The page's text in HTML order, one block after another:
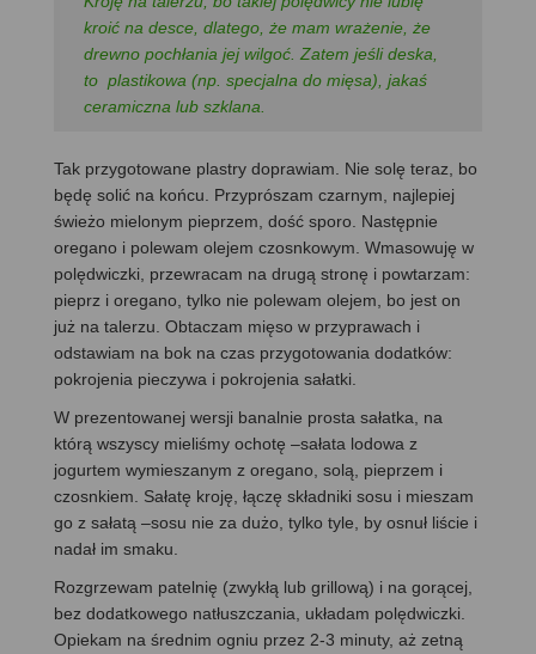
kroić na desce, dlatego, że mam wrażenie, że
drewno pochłania jej wilgoć. Zatem jeśli deska,
to plastikowa (np. specjalna do mięsa), jakaś
ceramiczna lub szklana.
Tak przygotowane plastry doprawiam. Nie solę teraz, bo
będę solić na końcu. Przyprószam czarnym, najlepiej
świeżo mielonym pieprzem, dość sporo. Następnie
oregano i polewam olejem czosnkowym. Wmasowuję w
polędwiczki, przewracam na drugą stronę i powtarzam:
pieprz i oregano, tylko nie polewam olejem, bo jest on
już na talerzu. Obtaczam mięso w przyprawach i
odstawiam na bok na czas przygotowania dodatków:
pokrojenia pieczywa i pokrojenia sałatki.
W prezentowanej wersji banalnie prosta sałatka, na
którą wszyscy mieliśmy ochotę –sałata lodowa z
jogurtem wymieszanym z oregano, solą, pieprzem i
czosnkiem. Sałatę kroję, łączę składniki sosu i mieszam
go z sałatą –sosu nie za dużo, tylko tyle, by osnuł liście i
nadał im smaku.
Rozgrzewam patelnię (zwykłą lub grillową) i na gorącej,
bez dodatkowego natłuszczania, układam polędwiczki.
Opiekam na średnim ogniu przez 2-3 minuty, aż zetną